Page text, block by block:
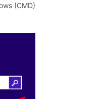
(CMD)